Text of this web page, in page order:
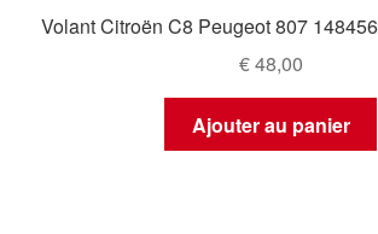
Volant Citroën C8 Peugeot 807
€48,00
Ajouter au panier